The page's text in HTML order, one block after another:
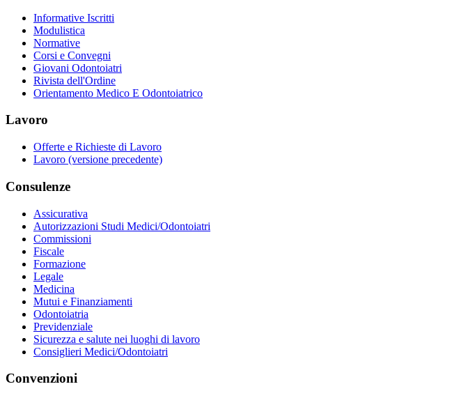
Informative Iscritti
Modulistica
Normative
Corsi e Convegni
Giovani Odontoiatri
Rivista dell'Ordine
Orientamento Medico E Odontoiatrico
Lavoro
Offerte e Richieste di Lavoro
Lavoro (versione precedente)
Consulenze
Assicurativa
Autorizzazioni Studi Medici/Odontoiatri
Commissioni
Fiscale
Formazione
Legale
Medicina
Mutui e Finanziamenti
Odontoiatria
Previdenziale
Sicurezza e salute nei luoghi di lavoro
Consiglieri Medici/Odontoiatri
Convenzioni